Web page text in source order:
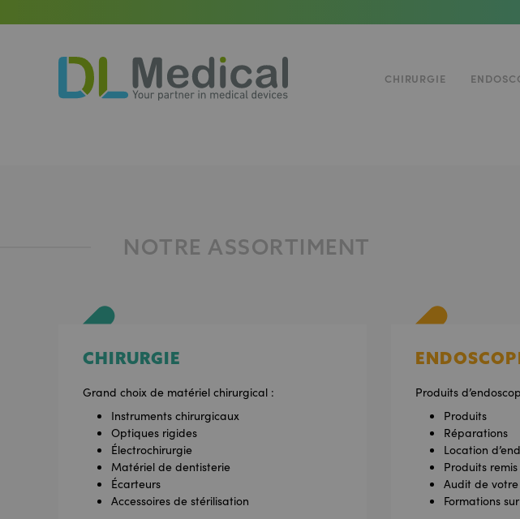
DL
Medical
Navigation
CHIRURGIE
NOTRE ASSORTIMENT
CHIRURGIE
Grand choix de matériel chirurgical :
Instruments chirurgicaux
Optiques rigides
Électrochirurgie
Matériel de dentisterie
Écarteurs
Accessoires de stérilisation
Produits
Produits
Réparations
Location
Produits
Audit de votre
Formations